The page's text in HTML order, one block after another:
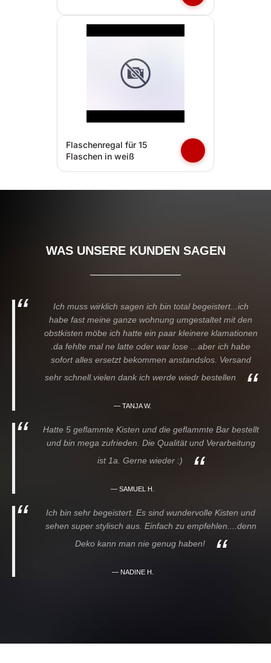
Flaschenregal für 15
Flaschen in weiß
WAS UNSERE KUNDEN SAGEN
Ich muss wirklich sagen ich bin total begeistert...ich
habe fast meine ganze wohnung umgestaltet mit den
obstkisten möbe ich hatte ein paar kleinere klamationen
.da fehlte mal ne latte oder war lose ...aber ich habe
sofort alles ersetzt bekommen anstandslos. Versand
sehr schnell.vielen dank ich werde wiedr bestellen
TANJA W.
Hatte 5 geflammte Kisten und die geflammte Bar bestellt
und bin mega zufrieden. Die Qualität und Verarbeitung
ist 1a. Gerne wieder :)
SAMUEL H.
Ich bin sehr begeistert. Es sind wundervolle Kisten und
sehen super stylisch aus. Einfach zu empfehlen....denn
Deko kann man nie genug haben!
NADINE H.